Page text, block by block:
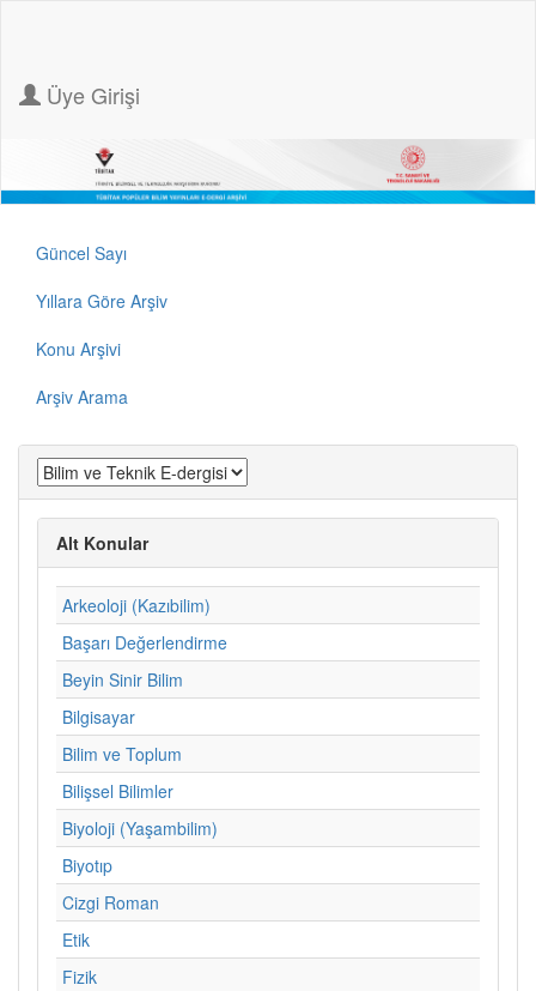
Üye Girişi
Güncel Sayı
Yıllara Göre Arşiv
Konu Arşivi
Arşiv Arama
Alt Konular
Arkeoloji (Kazıbilim)
Başarı Değerlendirme
Beyin Sinir Bilim
Bilgisayar
Bilim ve Toplum
Bilişsel Bilimler
Biyoloji (Yaşambilim)
Biyotıp
Cizgi Roman
Etik
Fizik